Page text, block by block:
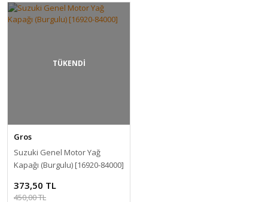
TÜKENDİ
Gros
Suzuki Genel Motor Yağ
Kapağı (Burgulu) [16920-84000]
373,50 TL
450,00 TL